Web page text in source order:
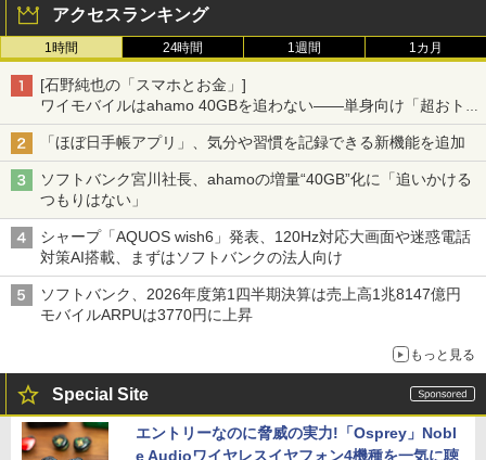
アクセスランキング
1時間 24時間 1週間 1カ月
[石野純也の「スマホとお金」]
ワイモバイルはahamo 40GBを追わない――単身向け「超おトク
割」の安さと1年限定の注意点
「ほぼ日手帳アプリ」、気分や習慣を記録できる新機能を追加
ソフトバンク宮川社長、ahamoの増量“40GB”化に「追いかける
つもりはない」
シャープ「AQUOS wish6」発表、120Hz対応大画面や迷惑電話
対策AI搭載、まずはソフトバンクの法人向け
ソフトバンク、2026年度第1四半期決算は売上高1兆8147億円
モバイルARPUは3770円に上昇
もっと見る
Special Site
エントリーなのに脅威の実力!「Osprey」Nobl
e Audioワイヤレスイヤフォン4機種を一気に聴